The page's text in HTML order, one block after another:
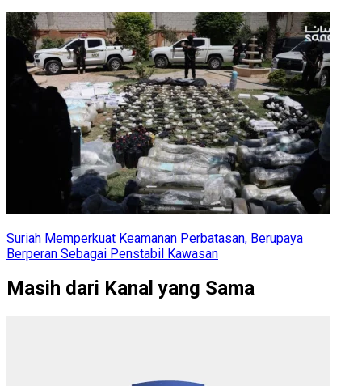
Suriah Memperkuat Keamanan Perbatasan, Berupaya
Berperan Sebagai Penstabil Kawasan
Masih dari Kanal yang Sama